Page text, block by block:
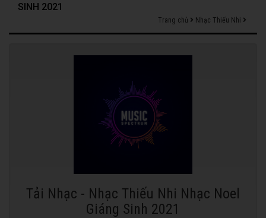
SINH 2021
Trang chủ Nhạc Thiếu Nhi
Tải Nhạc - Nhạc Thiếu Nhi Nhạc Noel
Giáng Sinh 2021